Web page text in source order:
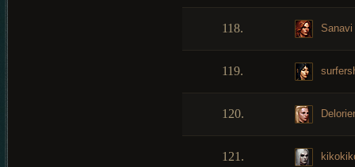
118. Sanavi
119.
120.
121.